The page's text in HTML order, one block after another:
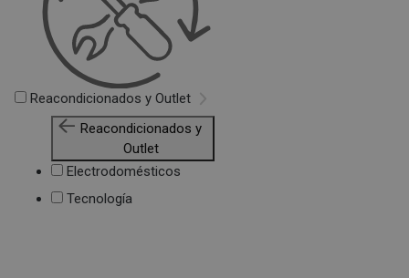
Reacondicionados y Outlet
Reacondicionados y
Outlet
Electrodomésticos
Tecnología